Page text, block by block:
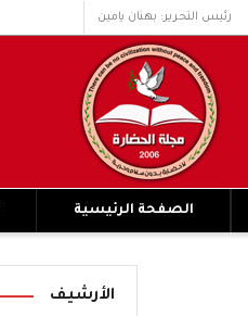
رئيس التحرير: بهنان يامين
الصفحة الرئيسية
الأرشيف